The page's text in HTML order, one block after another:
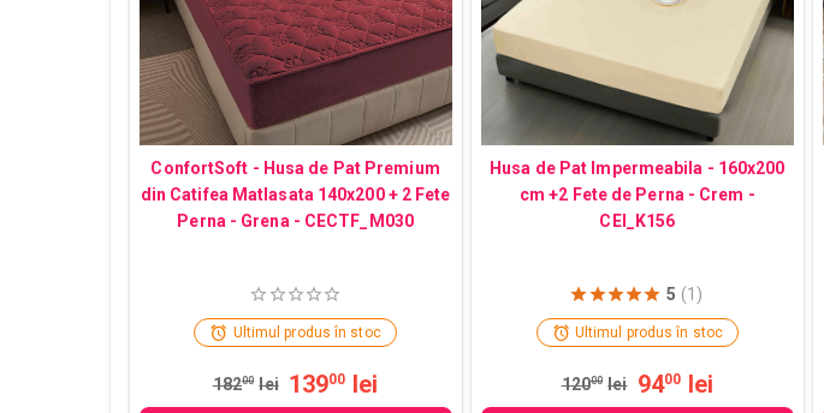
ConfortSoft - Husa de Pat Premium
din Catifea Matlasata 140x200 + 2 Fete
Perna - Grena - CECTF_M030
Ultimul produs în stoc
18200 lei 13900 lei
Husa de Pat Impermeabila - 160x200
cm +2 Fete de Perna - Crem -
CEI_K156
5 (1)
Ultimul produs în stoc
12000 lei 9400 lei